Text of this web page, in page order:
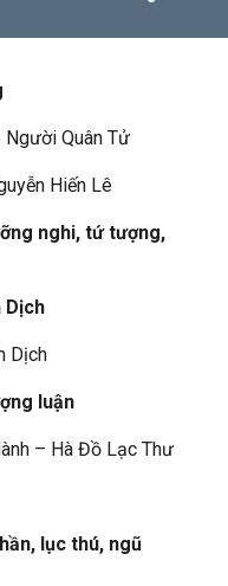
Quân Tử
Hiến Lê
nghi, tứ tượng,
Dịch
Dịch
luận
– Hà Đồ Lạc Thư
lục thú, ngũ